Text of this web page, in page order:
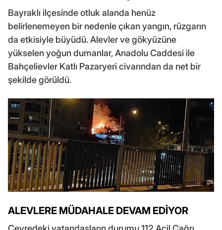
Bayraklı ilçesinde otluk alanda henüz
belirlenemeyen bir nedenle çıkan yangın, rüzgarın
da etkisiyle büyüdü. Alevler ve gökyüzüne
yükselen yoğun dumanlar, Anadolu Caddesi ile
Bahçelievler Katlı Pazaryeri civarından da net bir
şekilde görüldü.
ALEVLERE MÜDAHALE DEVAM EDİYOR